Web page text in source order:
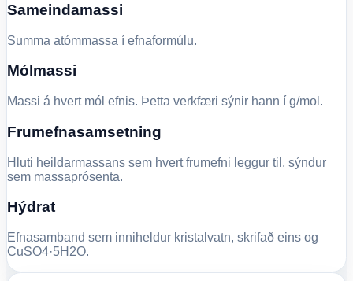
Sameindamassi
Summa atómmassa í efnaformúlu.
Mólmassi
Massi á hvert mól efnis. Þetta verkfæri sýnir hann í g/mol.
Frumefnasamsetning
Hluti heildarmassans sem hvert frumefni leggur til, sýndur
sem massaprósenta.
Hýdrat
Efnasamband sem inniheldur kristalvatn, skrifað eins og
CuSO4·5H2O.